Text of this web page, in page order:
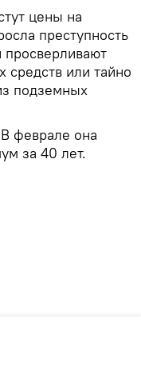
цены на
преступность
средств или тайно
подземных
феврале она
за 40 лет.